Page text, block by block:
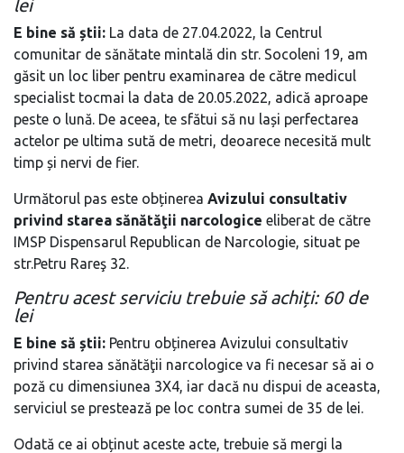
lei
E bine să știi: La data de 27.04.2022, la Centrul
comunitar de sănătate mintală din str. Socoleni 19, am
găsit un loc liber pentru examinarea de către medicul
specialist tocmai la data de 20.05.2022, adică aproape
peste o lună. De aceea, te sfătui să nu lași perfectarea
actelor pe ultima sută de metri, deoarece necesită mult
timp și nervi de fier.
Următorul pas este obținerea Avizului consultativ
privind starea sănătăţii narcologice eliberat de către
IMSP Dispensarul Republican de Narcologie, situat pe
str.Petru Rareş 32.
Pentru acest serviciu trebuie să achiți: 60 de
lei
E bine să știi: Pentru obținerea Avizului consultativ
privind starea sănătăţii narcologice va fi necesar să ai o
poză cu dimensiunea 3X4, iar dacă nu dispui de aceasta,
serviciul se prestează pe loc contra sumei de 35 de lei.
Odată ce ai obținut aceste acte, trebuie să mergi la